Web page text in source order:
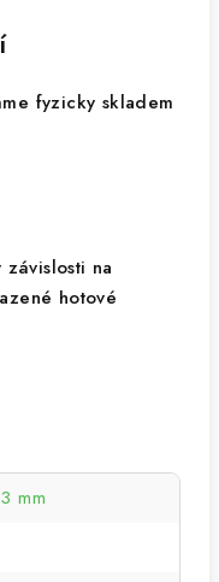
fyzicky skladem
na
hotové
mm